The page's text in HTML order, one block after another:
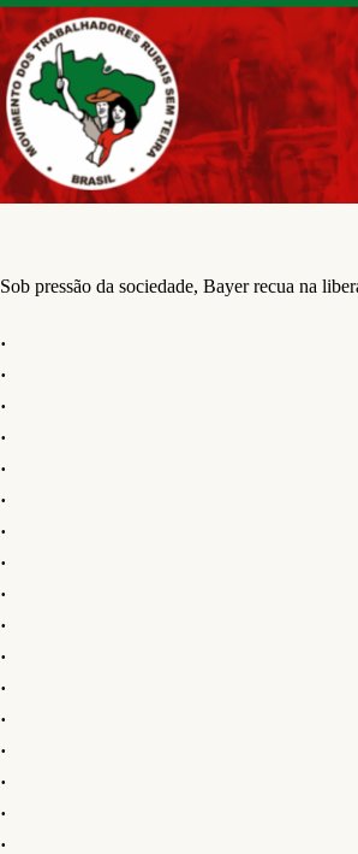
Pular
para
o
conteúdo
Sob pressão da sociedade, Bayer recua na
.
.
.
.
.
.
.
.
.
.
.
.
.
.
.
.
.